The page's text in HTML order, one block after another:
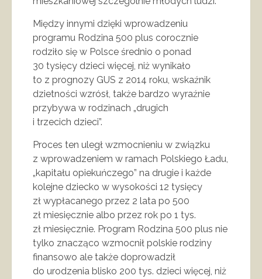
Między innymi dzięki wprowadzeniu
programu Rodzina 500 plus corocznie
rodziło się w Polsce średnio o ponad
30 tysięcy dzieci więcej, niż wynikało
to z prognozy GUS z 2014 roku, wskaźnik
dzietności wzrósł, także bardzo wyraźnie
przybywa w rodzinach „drugich
i trzecich dzieci”.
Proces ten uległ wzmocnieniu w związku
z wprowadzeniem w ramach Polskiego Ładu,
„kapitału opiekuńczego” na drugie i każde
kolejne dziecko w wysokości 12 tysięcy
zł wypłacanego przez 2 lata po 500
zł miesięcznie albo przez rok po 1 tys.
zł miesięcznie. Program Rodzina 500 plus nie
tylko znacząco wzmocnił polskie rodziny
finansowo ale także doprowadził
do urodzenia blisko 200 tys. dzieci więcej, niż